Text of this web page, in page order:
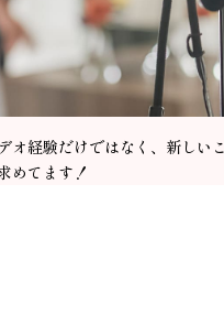
オ経験だけではなく、新しい
めてます！